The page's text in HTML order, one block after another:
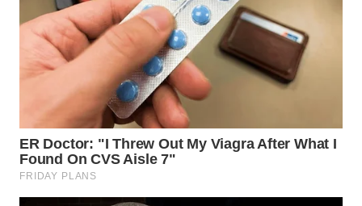
WN
KALTARA
WN
WN
KALTIM